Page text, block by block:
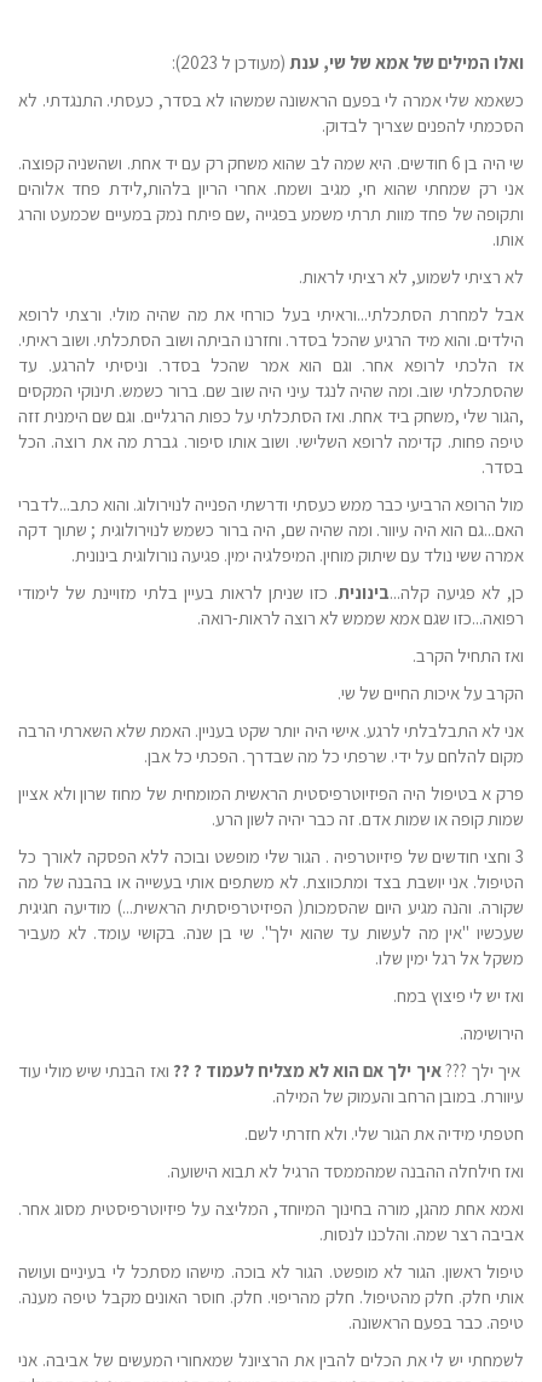
ואלו המילים של אמא של שי, ענת (מעודכן ל 2023):
כשאמא שלי אמרה לי בפעם הראשונה שמשהו לא בסדר, כעסתי. התנגדתי. לא
הסכמתי להפנים שצריך לבדוק.
שי היה בן 6 חודשים. היא שמה לב שהוא משחק רק עם יד אחת. ושהשניה קפוצה.
אני רק שמחתי שהוא חי, מגיב ושמח. אחרי הריון בלהות,לידת פחד אלוהים
ותקופה של פחד מוות תרתי משמע בפגייה ,שם פיתח נמק במעיים שכמעט והרג
אותו.
לא רציתי לשמוע, לא רציתי לראות.
אבל למחרת הסתכלתי...וראיתי בעל כורחי את מה שהיה מולי. ורצתי לרופא
הילדים. והוא מיד הרגיע שהכל בסדר. וחזרנו הביתה ושוב הסתכלתי. ושוב ראיתי.
אז הלכתי לרופא אחר. וגם הוא אמר שהכל בסדר. וניסיתי להרגע. עד
שהסתכלתי שוב. ומה שהיה לנגד עיני היה שוב שם. ברור כשמש. תינוקי המקסים
,הגור שלי ,משחק ביד אחת. ואז הסתכלתי על כפות הרגליים. וגם שם הימנית זזה
טיפה פחות. קדימה לרופא השלישי. ושוב אותו סיפור. גברת מה את רוצה. הכל
בסדר.
מול הרופא הרביעי כבר ממש כעסתי ודרשתי הפנייה לנוירולוג. והוא כתב...לדברי
האם...גם הוא היה עיוור. ומה שהיה שם, היה ברור כשמש לנוירולוגית ; שתוך דקה
אמרה ששי נולד עם שיתוק מוחין. המיפלגיה ימין. פגיעה נורולוגית בינונית.
כן, לא פגיעה קלה...בינונית. כזו שניתן לראות בעיין בלתי מזויינת של לימודי
רפואה...כזו שגם אמא שממש לא רוצה לראות-רואה.
ואז התחיל הקרב.
הקרב על איכות החיים של שי.
אני לא התבלבלתי לרגע. אישי היה יותר שקט בעניין. האמת שלא השארתי הרבה
מקום להלחם על ידי. שרפתי כל מה שבדרך. הפכתי כל אבן.
פרק א בטיפול היה הפיזיוטרפיסטית הראשית המומחית של מחוז שרון ולא אציין
שמות קופה או שמות אדם. זה כבר יהיה לשון הרע.
3 וחצי חודשים של פיזיוטרפיה . הגור שלי מופשט ובוכה ללא הפסקה לאורך כל
הטיפול. אני יושבת בצד ומתכווצת. לא משתפים אותי בעשייה או בהבנה של מה
שקורה. והנה מגיע היום שהסמכות( הפיזיטרפיסתית הראשית...) מודיעה חגיגית
שעכשיו "אין מה לעשות עד שהוא ילך". שי בן שנה. בקושי עומד. לא מעביר
משקל אל רגל ימין שלו.
ואז יש לי פיצוץ במח.
הירושימה.
איך ילך ???איך ילך אם הוא לא מצליח לעמוד ? ?? ואז הבנתי שיש מולי עוד
עיוורת. במובן הרחב והעמוק של המילה.
חטפתי מידיה את הגור שלי. ולא חזרתי לשם.
ואז חילחלה ההבנה שמהממסד הרגיל לא תבוא הישועה.
ואמא אחת מהגן, מורה בחינוך המיוחד, המליצה על פיזיוטרפיסטית מסוג אחר.
אביבה רצר שמה. והלכנו לנסות.
טיפול ראשון. הגור לא מופשט. הגור לא בוכה. מישהו מסתכל לי בעיניים ועושה
אותי חלק. חלק מהטיפול. חלק מהריפוי. חלק. חוסר האונים מקבל טיפה מענה.
טיפה. כבר בפעם הראשונה.
לשמחתי יש לי את הכלים להבין את הרציונל שמאחורי המעשים של אביבה. אני